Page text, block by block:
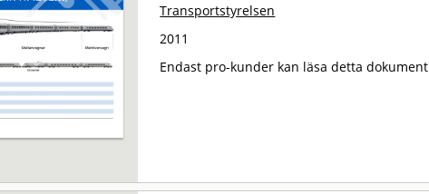
Transportstyrelsen
2011
Endast pro-kunder kan läsa detta dokument